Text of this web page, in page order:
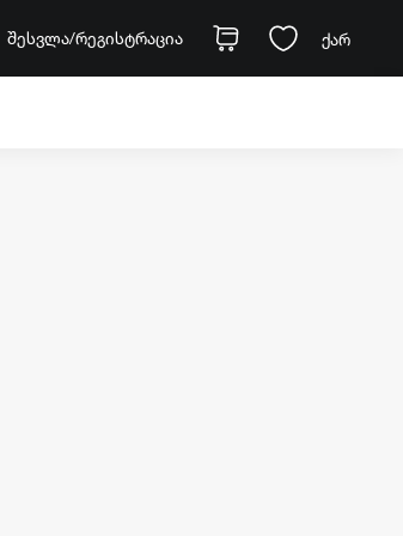
შესვლა/რეგისტრაცია ქარ